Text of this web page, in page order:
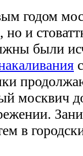
годом
но и
были
москвич
в